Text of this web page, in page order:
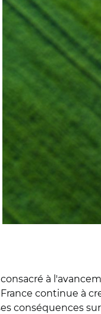
à
continue à
conséquences